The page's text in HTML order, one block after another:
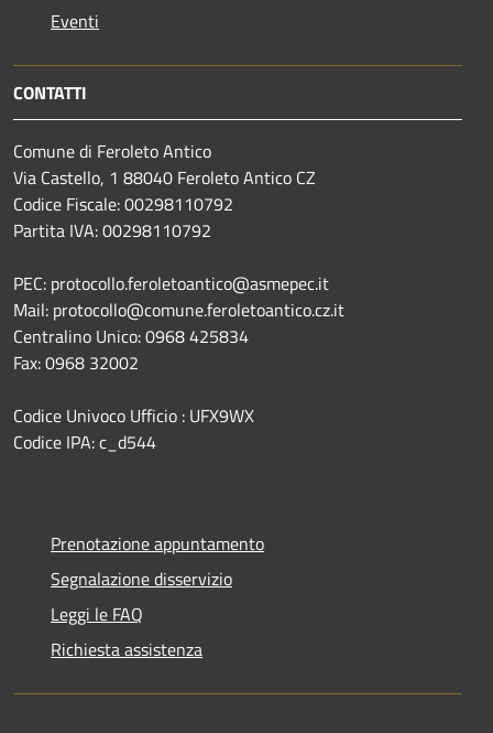
Eventi
CONTATTI
Comune di Feroleto Antico
Via Castello, 1 88040 Feroleto Antico CZ
Codice Fiscale: 00298110792
Partita IVA: 00298110792
PEC: protocollo.feroletoantico@asmepec.it
Mail: protocollo@comune.feroletoantico.cz.it
Centralino Unico: 0968 425834
Fax: 0968 32002
Codice Univoco Ufficio : UFX9WX
Codice IPA: c_d544
Prenotazione appuntamento
Segnalazione disservizio
Leggi le FAQ
Richiesta assistenza